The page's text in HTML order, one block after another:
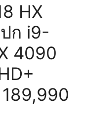
HX
ก i9-
4090